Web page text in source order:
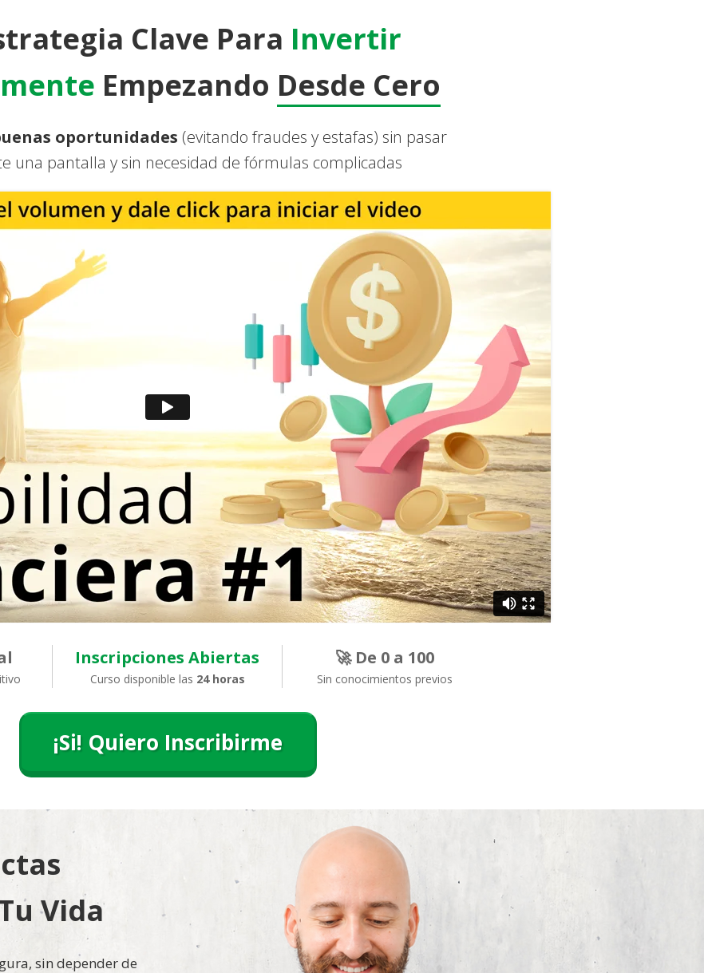
Clave Para Invertir
Empezando Desde Cero
oportunidades (evitando fraudes y estafas) sin pasar
una pantalla y sin necesidad de fórmulas complicadas
Inscripciones Abiertas
Curso disponible las 24 horas
🚀 De 0 a 100
Sin conocimientos previos
¡Si! Quiero Inscribirme
Vida
sin depender de